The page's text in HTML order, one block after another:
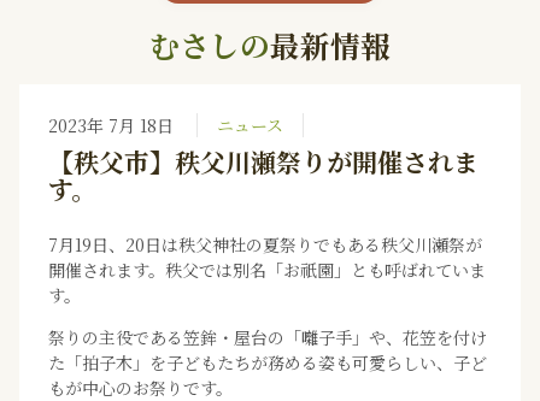
むさしの最新情報
2023年 7月 18日 ニュース
【秩父市】秩父川瀬祭りが開催されま
す。
7月19日、20日は秩父神社の夏祭りでもある秩父川瀬祭が
開催されます。秩父では別名「お祇園」とも呼ばれていま
す。
祭りの主役である笠鉾・屋台の「囃子手」や、花笠を付け
た「拍子木」を子どもたちが務める姿も可愛らしい、子ど
もが中心のお祭りです。